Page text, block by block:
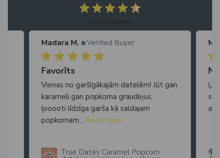
440 reviews
Madara M. Verified Buyer
Favorīts
Vienas no garšīgākajām datelēm! Jūt gan
karameli gan popkorna graudiņus,
ļooooti līdzīga garša kā saldajam
popkornam... Read more
True Dates Caramel Popcorn
arī